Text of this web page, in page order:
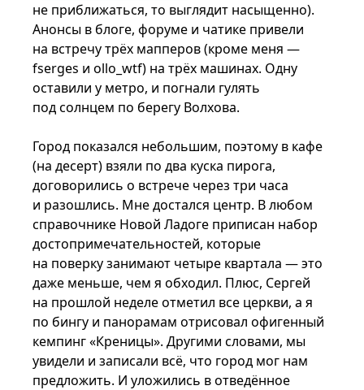
не приближаться, то выглядит насыщенно).
Анонсы в блоге, форуме и чатике привели
на встречу трёх мапперов (кроме меня —
fserges и ollo_wtf) на трёх машинах. Одну
оставили у метро, и погнали гулять
под солнцем по берегу Волхова.
Город показался небольшим, поэтому в кафе
(на десерт) взяли по два куска пирога,
договорились о встрече через три часа
и разошлись. Мне достался центр. В любом
справочнике Новой Ладоге приписан набор
достопримечательностей, которые
на поверку занимают четыре квартала — это
даже меньше, чем я обходил. Плюс, Сергей
на прошлой неделе отметил все церкви, а я
по бингу и панорамам отрисовал офигенный
кемпинг «Креницы». Другими словами, мы
увидели и записали всё, что город мог нам
предложить. И уложились в отведённое